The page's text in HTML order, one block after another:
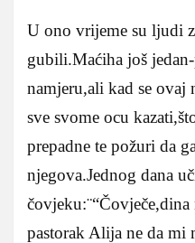
U ono vrijeme su ljudi
gubili.Maćiha još
namjeru,ali kad se
sve svome ocu
prepadne te požuri da
njegova.Jednog dana
pastorak Alija ne da mi